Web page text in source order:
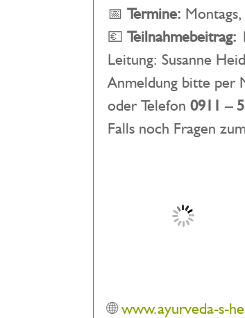
📅Termine:
💶Teilnahmebeitrag:
Leitung: Susanne
Anmeldung bitte per
oder Telefon 0911 –
Falls noch Fragen
🌐www.ayurveda-s-